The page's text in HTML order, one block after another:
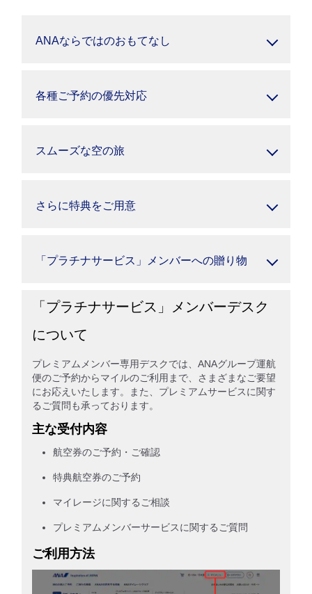
ANAならではのおもてなし
各種ご予約の優先対応
スムーズな空の旅
さらに特典をご用意
「プラチナサービス」メンバーへの贈り物
「プラチナサービス」メンバーデスク
について
プレミアムメンバー専用デスクでは、ANAグループ運航
便のご予約からマイルのご利用まで、さまざまなご要望
にお応えいたします。また、プレミアムサービスに関す
るご質問も承っております。
主な受付内容
航空券のご予約・ご確認
特典航空券のご予約
マイレージに関するご相談
プレミアムメンバーサービスに関するご質問
ご利用方法